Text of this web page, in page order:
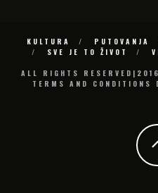
KULTURA PUTOVANJA
SVE JE TO ŽIVOT
ALL RIGHTS
TERMS AND CONDITIONS